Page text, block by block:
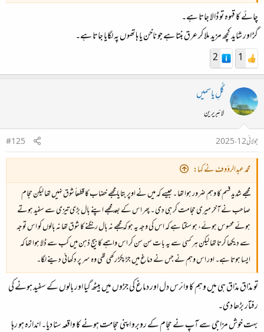
چائے کا قہوہ تو ڈالا جاتا ہے۔
گڑ اور شاید کچھ مزید ملا کر عرق بنتا ہے جو ناخن یا ہاتھوں پہ لگایا جاتا ہے۔
1
2
گُلِ یاسمیں
لائبریرین
جولائی 12، 2025
#125
محمد عبدالرؤوف نے کہا:
مجھے شدید قسم کا وہم ضرور ہوا تھا ۔ جیسے کہ میں نے اوپر بتایا مجھے خضاب کا قطعاً شوق نہیں تھا لیکن حجام
صاحب نے آخر میری حجامت کر ہی دی ۔ پھر اس کے بعد مجھے اپنے بال بڑی تیزی سے سفید ہوتے
ہوئے محسوس ہوئے، ہو سکتا ہے کہ اس کی وجہ یہ ہو کہ مجھے نہ بال رنگنے کا شوق تھا نہ بالوں کو اس توجہ
سے دیکھا کرتا تھا لیکن ہر کسی سے یہ بات سن سن کر اس واہمے کا بیج ذہن میں کب سے ڈلا ہوا تھا کہ
ایسا ہوتا ہے۔ اور اس وہم نے جس نے دماغ میں جڑ پکڑ رکھی تھی وہ سر پر دکھائی دینے لگا۔
تو مذاق مذاق ہی میں وہم کا وائرس دل اور دماغ کی جڑوں میں بیٹھ گیا اور بالوں کے سفید ہونے کی
رفتار بڑھا دی۔
بہت خوش مزاجی سے آپ نے حجام کے روبرو اپنی حجامت ہونے کا واقعہ سنا دیا۔ اندازہ ہو رہا